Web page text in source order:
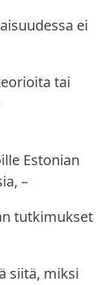
ei
tai
Estonian
–
tutkimukset
siitä, miksi